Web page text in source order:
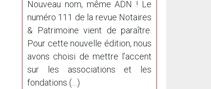
Nouveau nom, même ADN ! Le
numéro 111 de la revue Notaires
& Patrimoine vient de paraître.
Pour cette nouvelle édition, nous
avons choisi de mettre l’accent
sur les associations et les
fondations (…)